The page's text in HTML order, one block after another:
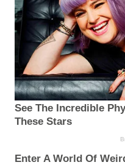
See The Incredible
These Stars
Enter A World Of